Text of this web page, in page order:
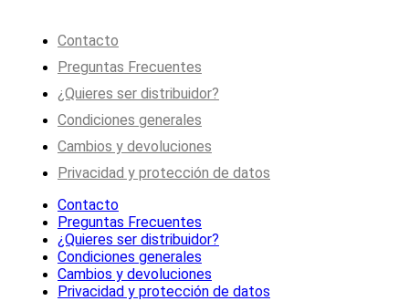
Contacto
Preguntas Frecuentes
¿Quieres ser distribuidor?
Condiciones generales
Cambios y devoluciones
Privacidad y protección de datos
Contacto
Preguntas Frecuentes
¿Quieres ser distribuidor?
Condiciones generales
Cambios y devoluciones
Privacidad y protección de datos